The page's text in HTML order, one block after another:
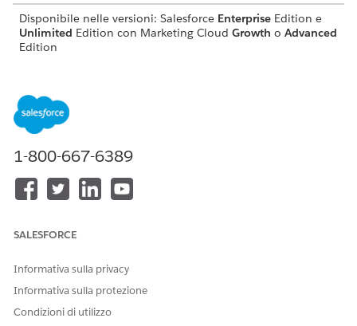
Disponibile nelle versioni: Salesforce Enterprise Edition e
Unlimited Edition con Marketing Cloud Growth o Advanced
Edition
NECESSARIE
VedereAccesso utente comune per
Dettagli azione
Tipo di azione
Azione di riferimento
1-800-667-6389
SALESFORCE
Informativa sulla privacy
Informativa sulla protezione
Condizioni di utilizzo